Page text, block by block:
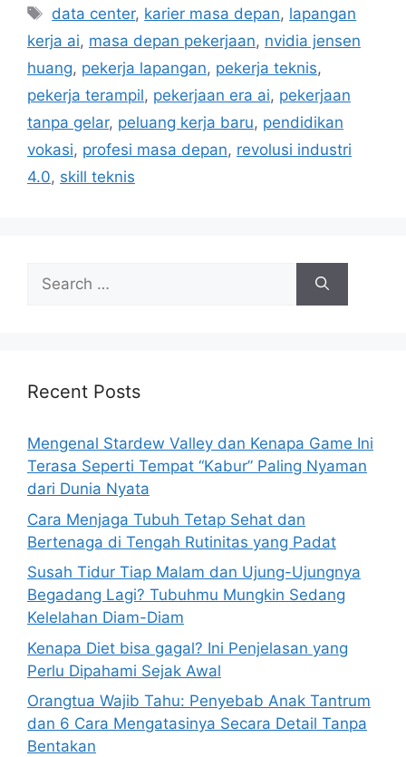
e
g
o
r
i
e
s
T
a
g
s
data center, karier masa depan, lapangan
kerja ai, masa depan pekerjaan, nvidia jensen
huang, pekerja lapangan, pekerja teknis,
pekerja terampil, pekerjaan era ai, pekerjaan
tanpa gelar, peluang kerja baru, pendidikan
vokasi, profesi masa depan, revolusi industri
4.0, skill teknis
h
r
:
Recent Posts
Mengenal Stardew Valley dan Kenapa Game Ini
Terasa Seperti Tempat “Kabur” Paling Nyaman
dari Dunia Nyata
Cara Menjaga Tubuh Tetap Sehat dan
Bertenaga di Tengah Rutinitas yang Padat
Susah Tidur Tiap Malam dan Ujung-Ujungnya
Begadang Lagi? Tubuhmu Mungkin Sedang
Kelelahan Diam-Diam
Kenapa Diet bisa gagal? Ini Penjelasan yang
Perlu Dipahami Sejak Awal
Orangtua Wajib Tahu: Penyebab Anak Tantrum
dan 6 Cara Mengatasinya Secara Detail Tanpa
Bentakan